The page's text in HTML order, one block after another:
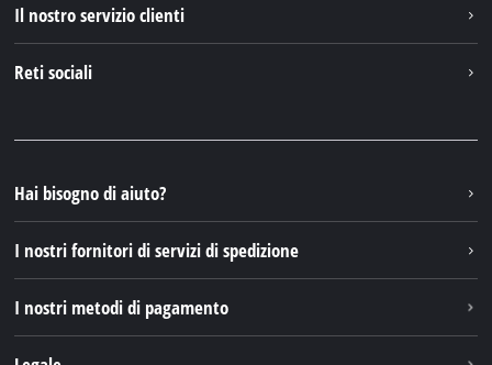
Einhell Germany AG
Il nostro servizio clienti
Reti sociali
Instagram
TikTok
Pinterest
Hai bisogno di aiuto?
I nostri fornitori di servizi di spedizione
I nostri metodi di pagamento